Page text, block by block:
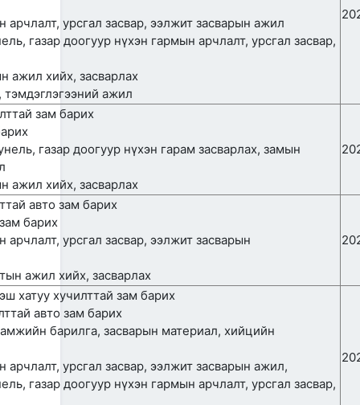
арчлалт, урсгал засвар, ээлжит засварын ажил
газар доогуур нүхэн гармын арчлалт, урсгал засвар,
ажил хийх, засварлах
ажил
зам барих
газар доогуур нүхэн гарам засварлах, замын
ажил хийх, засварлах
авто зам барих
барих
урсгал засвар, ээлжит засварын
ажил хийх, засварлах
дээш хатуу хучилттай зам барих
авто зам барих
барилга, засварын материал, хийцийн
арчлалт, урсгал засвар, ээлжит засварын ажил,
газар доогуур нүхэн гармын арчлалт, урсгал засвар,
2026/07/07 2
шаттай хийгдсээр байна
"МИАТ" ТӨХК-ийн 70
хэвлэгдлээ
Монгол Улсын агаарын
хандлагыг хамтдаа
тодорхойлж байна
2026/07/06
хүлээн авч уулзлаа